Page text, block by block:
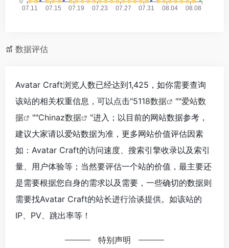
数据评估
Avatar Craft浏览人数已经达到1,425，如你需要查询
该站的相关权重信息，可以点击"5118数据 ""爱站数
据
""Chinaz数据
"进入；以目前的网站数据参考，
建议大家请以爱站数据为准，更多网站价值评估因素
如：Avatar Craft的访问速度、搜索引擎收录以及索引
量、用户体验等；当然要评估一个站的价值，最主要还
是需要根据您自身的需求以及需要，一些确切的数据则
需要找Avatar Craft的站长进行洽谈提供。如该站的
IP、PV、跳出率等！
特别声明